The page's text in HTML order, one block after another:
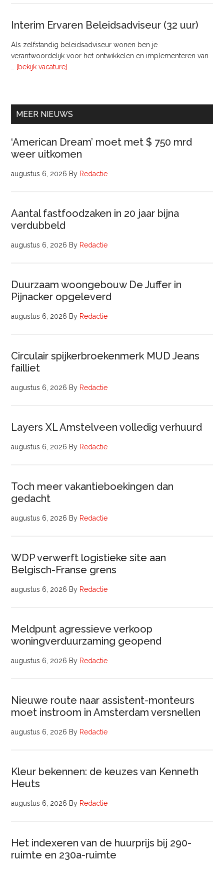
Interim Ervaren Beleidsadviseur (32 uur)
Als zelfstandig beleidsadviseur wonen ben je
verantwoordelijk voor het ontwikkelen en implementeren van
[bekijk vacature]
uur)
MEER NIEUWS
‘American Dream’ moet met $ 750 mrd
weer uitkomen
augustus 6, 2026 By Redactie
Aantal fastfoodzaken in 20 jaar bijna
verdubbeld
augustus 6, 2026 By Redactie
Duurzaam woongebouw De Juffer in
Pijnacker opgeleverd
augustus 6, 2026 By Redactie
Circulair spijkerbroekenmerk MUD Jeans
failliet
augustus 6, 2026 By Redactie
Layers XL Amstelveen volledig verhuurd
augustus 6, 2026 By Redactie
Toch meer vakantieboekingen dan
gedacht
augustus 6, 2026 By Redactie
WDP verwerft logistieke site aan
Belgisch-Franse grens
augustus 6, 2026 By Redactie
Meldpunt agressieve verkoop
woningverduurzaming geopend
augustus 6, 2026 By Redactie
Nieuwe route naar assistent-monteurs
moet instroom in Amsterdam versnellen
augustus 6, 2026 By Redactie
Kleur bekennen: de keuzes van Kenneth
Heuts
augustus 6, 2026 By Redactie
Het indexeren van de huurprijs bij 290-
ruimte en 230a-ruimte